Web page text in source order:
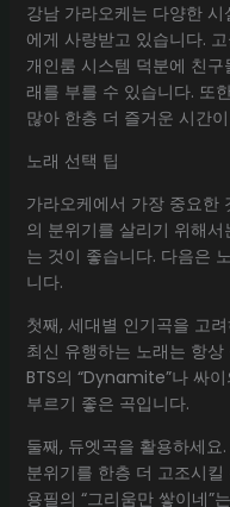
강남 가라오케는 다양한
에게 사랑받고 있습니다.
개인룸 시스템 덕분에 친
래를 부를 수 있습니다. 또
많아 한층 더 즐거운 시간
노래 선택 팁
가라오케에서 가장 중요한
의 분위기를 살리기 위해
는 것이 좋습니다. 다음은
니다.
첫째, 세대별 인기곡을 고
최신 유행하는 노래는 항
BTS의 “Dynamite”나 싸이
부르기 좋은 곡입니다.
둘째, 듀엣곡을 활용하세
분위기를 한층 더 고조시
용필의 “그리움만 쌓이네”